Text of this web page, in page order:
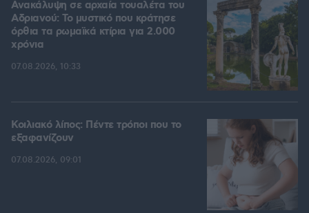
Ανακάλυψη σε αρχαία τουαλέτα του
Αδριανού: Το μυστικό που κράτησε
όρθια τα ρωμαϊκά κτίρια για 2.000
χρόνια
07.08.2026, 10:33
Κοιλιακό λίπος: Πέντε τρόποι που το
εξαφανίζουν
07.08.2026, 09:01